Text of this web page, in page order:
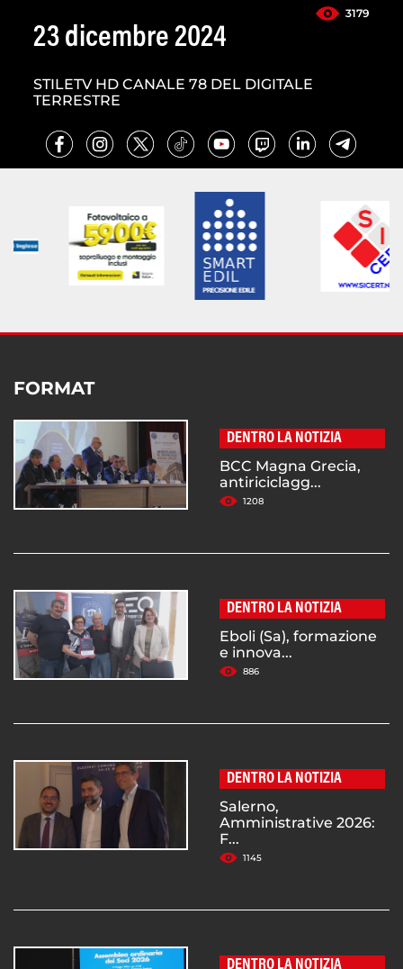
3179
23 dicembre 2024
STILETV HD CANALE 78 DEL DIGITALE
TERRESTRE
FORMAT
DENTRO LA NOTIZIA
BCC Magna Grecia,
antiriciclagg...
1208
DENTRO LA NOTIZIA
Eboli (Sa), formazione
e innova...
886
DENTRO LA NOTIZIA
Salerno,
Amministrative 2026:
F...
1145
DENTRO LA NOTIZIA